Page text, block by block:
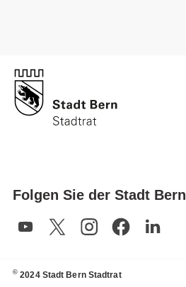
Folgen Sie der Stadt Bern
© 2024 Stadt Bern Stadtrat